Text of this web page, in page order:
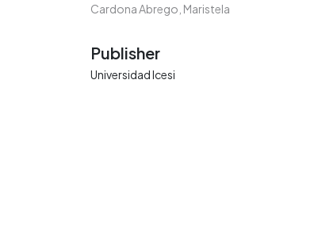
Cardona Abrego, Maristela
Publisher
Universidad Icesi